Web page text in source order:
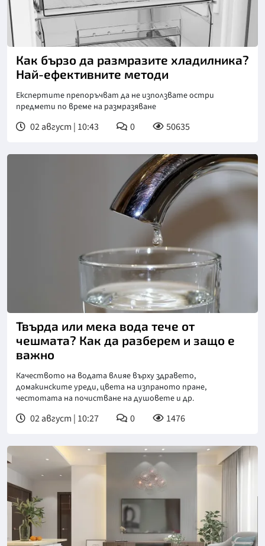
Как бързо да размразите хладилника?
Най-ефективните методи
Експертите препоръчват да не използвате остри
предмети по време на размразяване
02 август | 10:43 0 50635
Снимка: Пиксабей
Твърда или мека вода тече от
чешмата? Как да разберем и защо е
важно
Качеството на водата влияе върху здравето,
домакинските уреди, цвета на изпраното пране,
честотата на почистване на душовете и др.
02 август | 10:27 0 1476